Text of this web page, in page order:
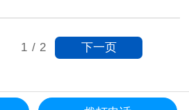
1 / 2 下一页